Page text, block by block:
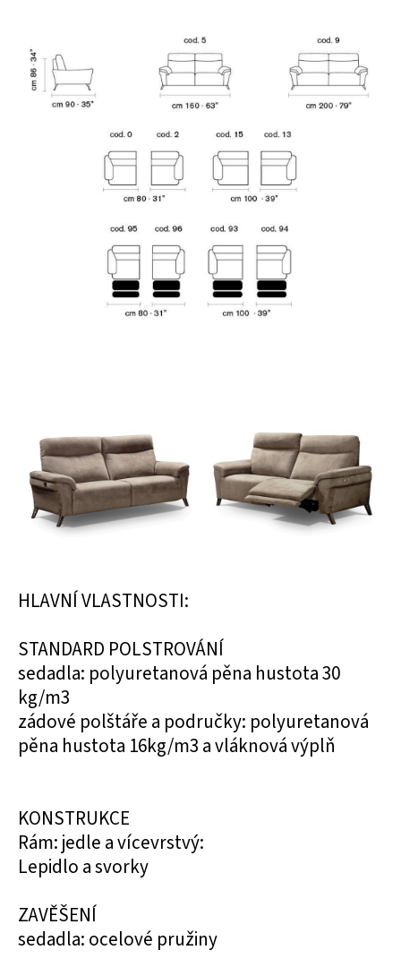
HLAVNÍ VLASTNOSTI:
STANDARD POLSTROVÁNÍ
sedadla: polyuretanová pěna hustota 30
kg/m3
zádové polštáře a područky: polyuretanová
pěna hustota 16kg/m3 a vláknová výplň
KONSTRUKCE
Rám: jedle a vícevrstvý:
Lepidlo a svorky
ZAVĚŠENÍ
sedadla: ocelové pružiny